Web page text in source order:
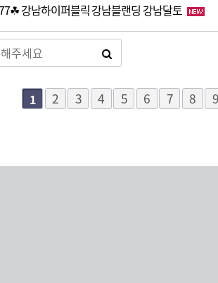
강남하이퍼블릭 강남블랜딩 강남달토
1 2 3 4 5 6 7 8 9